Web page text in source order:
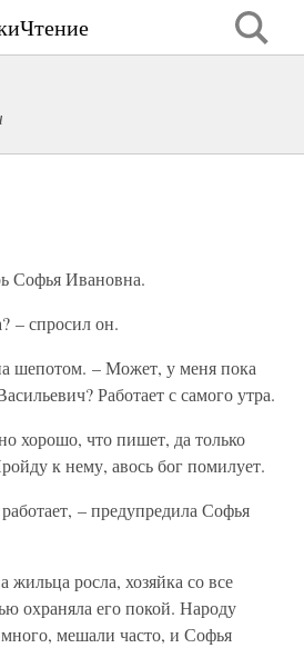
Софья Ивановна.
– спросил он.
шепотом. – Может, у меня пока
Работает с самого утра.
хорошо, что пишет, да только
к нему, авось бог помилует.
– предупредила Софья
жильца росла, хозяйка со все
охраняла его покой. Народу
мешали часто, и Софья